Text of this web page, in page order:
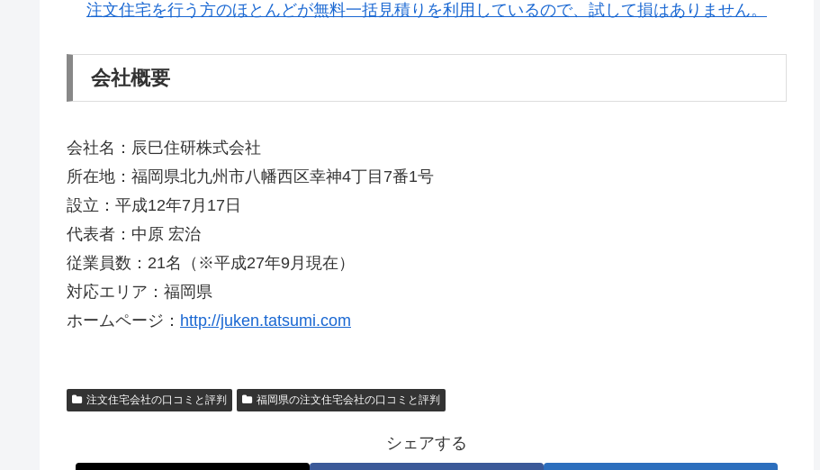
注文住宅を行う方のほとんどが無料一括見積りを利用しているので、試して損はありません。
会社概要
会社名：辰巳住研株式会社
所在地：福岡県北九州市八幡西区幸神4丁目7番1号
設立：平成12年7月17日
代表者：中原 宏治
従業員数：21名（※平成27年9月現在）
対応エリア：福岡県
ホームページ： http://juken.tatsumi.com
注文住宅会社の口コミと評判 福岡県の注文住宅会社の口コミと評判
シェアする